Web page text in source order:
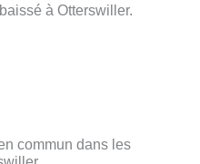
à Otterswiller.
commun dans les